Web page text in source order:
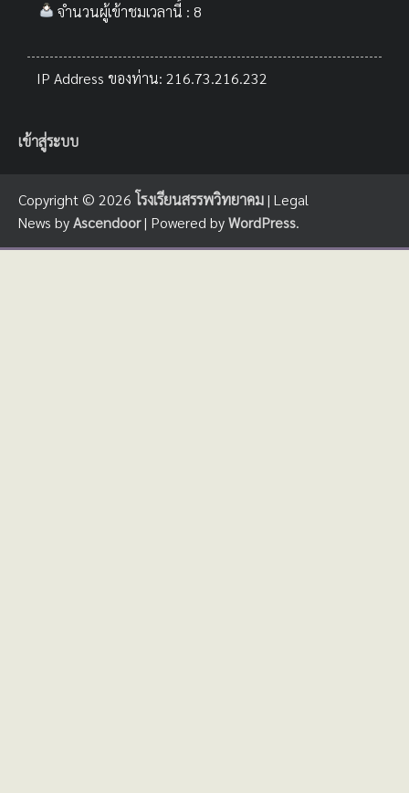
จำนวนผู้เข้าชมเวลานี้ : 8
IP Address ของท่าน: 216.73.216.232
เข้าสู่ระบบ
Copyright © 2026 โรงเรียนสรรพวิทยาคม| Legal
News byAscendoor| Powered byWordPress.